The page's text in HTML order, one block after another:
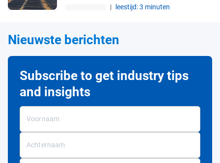
| leestijd: 3 minuten
Nieuwste berichten
Subscribe to get industry tips
and insights